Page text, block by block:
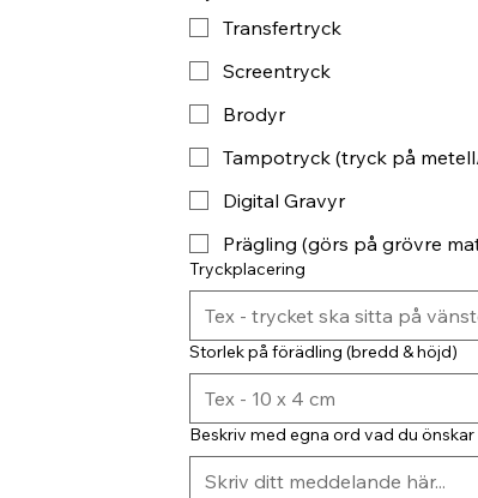
Transfertryck
Screentryck
Brodyr
Tampotryck (tryck på
Digital Gravyr
Prägling (görs på grövre
Tryckplacering
Storlek på förädling (bredd & höjd)
Beskriv med egna ord vad du önskar